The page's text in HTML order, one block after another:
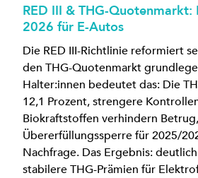
RED III & THG-Quotenmarkt:
2026 für E-Autos
Die RED III-Richtlinie reformiert
den THG-Quotenmarkt
Halter:innen bedeutet das: Die
12,1 Prozent, strengere
Biokraftstoffen verhindern
Übererfüllungssperre für 2025/
Nachfrage. Das Ergebnis:
stabilere THG-Prämien für